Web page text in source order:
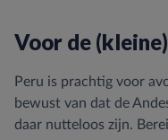
tijdens
drogen na
Voor de
Peru is prachtig voor
bewust van dat de
daar nutteloos zijn.